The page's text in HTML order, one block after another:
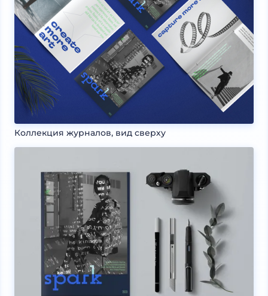
Коллекция журналов, вид сверху